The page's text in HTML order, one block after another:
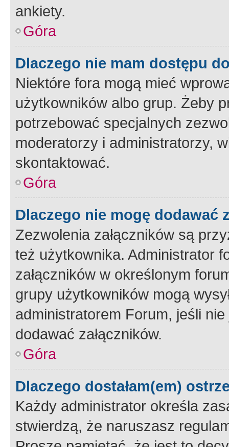
ankiety.
Góra
Dlaczego nie mam dostępu
Niektóre fora mogą mieć
użytkowników albo grup. Żeby
potrzebować specjalnych
moderatorzy i administratorzy,
skontaktować.
Góra
Dlaczego nie mogę dodawać
Zezwolenia załączników są
też użytkownika. Administrator
załączników w określonym
grupy użytkowników mogą
administratorem Forum, jeśli
dodawać załączników.
Góra
Dlaczego dostałam(em)
Każdy administrator określa
stwierdzą, że naruszasz